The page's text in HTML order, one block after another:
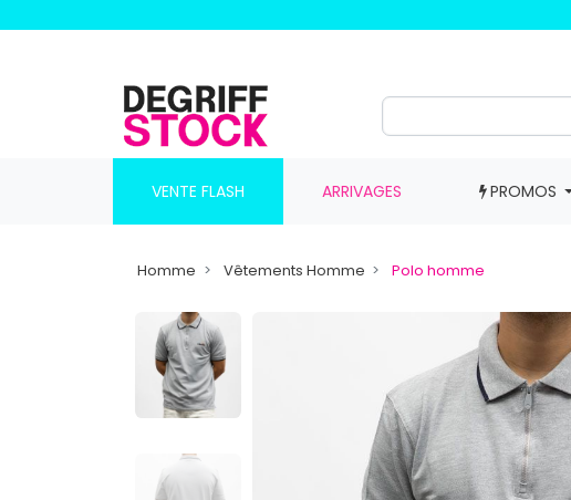
VENTE FLASH ARRIVAGES PROMOS
Homme Vêtements Homme Polo homme